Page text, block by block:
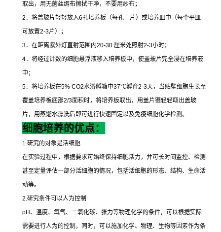
取出，用无菌丝绸布擦拭干净，不要用纱布；
2 ．将盖玻片轻轻放入6孔培养板（每孔一片）或培养皿中（每个平皿
可放置2-3片）；
3．在距离紫外灯直射范围内20-30 厘米处照射2-3小时；
4．将经过计数的细胞悬浮液移入培养板中，使盖玻片完全浸在培养液
中；
5．将培养板在5% CO2水浴孵箱中37℃孵育2-3天，当贴壁细胞生长至
覆盖培养板底部2/3面积时，将培养板取出，用盖片镊轻轻取出盖玻
片，用蒸馏水漂洗后即可进行快速固定以及免疫细胞化学检测。
细胞培养的优点：
1.研究的对象是活细胞
在实验过程中，根据要求可始终保持细胞活力，并可长时间监控、检测
甚至定量评估一部分活细胞的情况，包括活细胞的形态、结构、生命活
动等。
2.研究条件可以人为控制
pH、温度、氧气、二氧化碳、张力等物理化学的条件，可以根据实际
需要进行人为的控制，同时，可以施加化学、物理、生物等因素作为条